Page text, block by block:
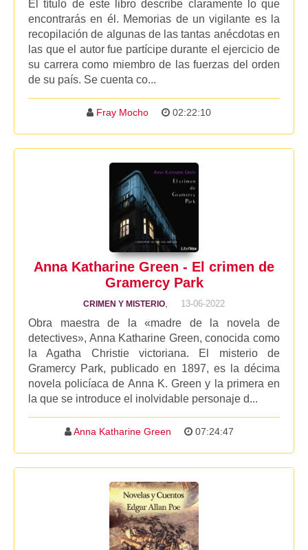
El título de este libro describe claramente lo que
encontrarás en él. Memorias de un vigilante es la
recopilación de algunas de las tantas anécdotas en
las que el autor fue partícipe durante el ejercicio de
su carrera como miembro de las fuerzas del orden
de su país. Se cuenta co...
Fray Mocho 02:22:10
Anna Katharine Green - El crimen de
Gramercy Park
CRIMEN Y MISTERIO 13-06-2022
Obra maestra de la «madre de la novela de
detectives», Anna Katharine Green, conocida como
la Agatha Christie victoriana. El misterio de
Gramercy Park, publicado en 1897, es la décima
novela policíaca de Anna K. Green y la primera en
la que se introduce el inolvidable personaje d...
Anna Katharine Green 07:24:47